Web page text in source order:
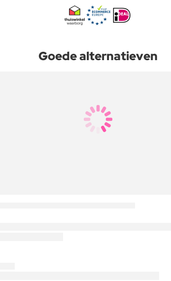
Goede alternatieven